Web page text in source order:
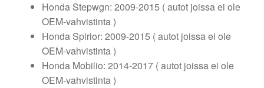
Honda Stepwgn: 2009-2015 ( autot joissa ei ole
OEM-vahvistinta )
Honda Spirior: 2009-2015 ( autot joissa ei ole
OEM-vahvistinta )
Honda Mobilio: 2014-2017 ( autot joissa ei ole
OEM-vahvistinta )